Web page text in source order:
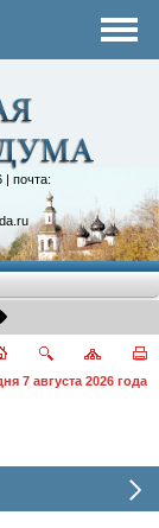
| почта:
7 августа 2026 года